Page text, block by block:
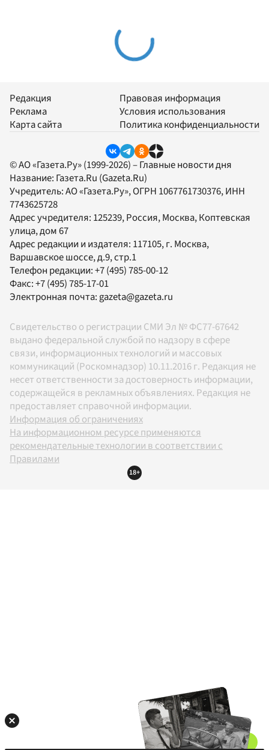
Редакция
Реклама
Карта сайта
Правовая информация
Условия использования
Политика конфиденциальности
© АО «Газета.Ру» (1999-2026) – Главные новости дня
Название: Газета.Ru (Gazeta.Ru)
Учредитель:АО «Газета.Ру», ОГРН 1067761730376, ИНН
7743625728
Адрес учредителя: 125239, Россия, Москва, Коптевская
улица, дом 67
Адрес редакции и издателя: 117105, г. Москва,
Варшавское шоссе, д.9, стр.1
Телефон редакции:+7 (495) 785-00-12
Факс:+7 (495) 785-17-01
Электронная почта: gazeta@gazeta.ru
Свидетельство о регистрации СМИ Эл № ФС77-67642
выдано федеральной службой по надзору в сфере
связи, информационных технологий и массовых
коммуникаций (Роскомнадзор) 10.11.2016 г. Редакция не
несет ответственности за достоверность информации,
содержащейся в рекламных объявлениях. Редакция не
предоставляет справочной информации.
Информация об ограничениях
На информационном ресурсе применяются
рекомендательные технологии в соответствии с
Правилами
18+